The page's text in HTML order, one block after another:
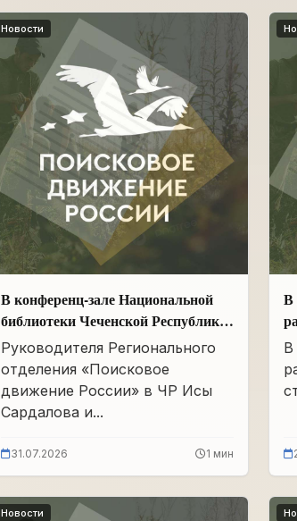
Новости
В конференц-зале Национальной
библиотеки Чеченской Республики
им. А.А. Айдамирова прошло
заседание
Руководителя Регионального
отделения «Поисковое
движение России» в ЧР Исы
Сардалова и...
31.07.2026 1 мин
В
В
Новости